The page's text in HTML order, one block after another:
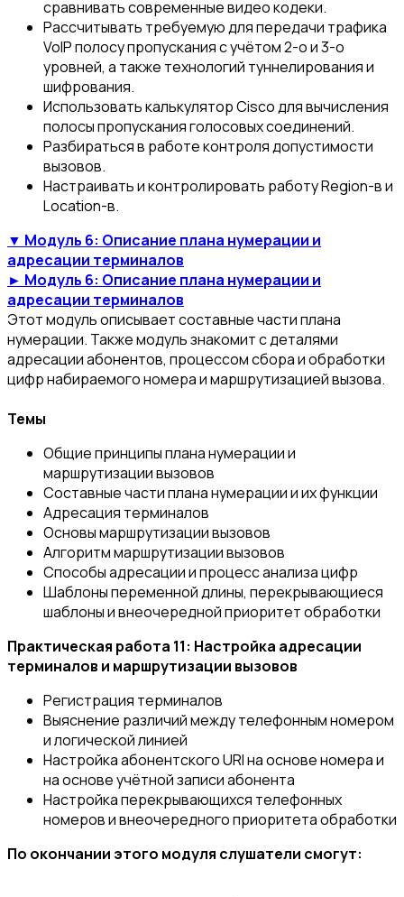
сравнивать современные видео кодеки.
Рассчитывать требуемую для передачи трафика
VoIP полосу пропускания с учётом 2-о и 3-о
уровней, а также технологий туннелирования и
шифрования.
Использовать калькулятор Cisco для вычисления
полосы пропускания голосовых соединений.
Разбираться в работе контроля допустимости
вызовов.
Настраивать и контролировать работу Region-в и
Location-в.
▼ Модуль 6: Описание плана нумерации и
адресации терминалов
► Модуль 6: Описание плана нумерации и
адресации терминалов
Этот модуль описывает составные части плана
нумерации. Также модуль знакомит с деталями
адресации абонентов, процессом сбора и обработки
цифр набираемого номера и маршрутизацией вызова.
Темы
Общие принципы плана нумерации и
маршрутизации вызовов
Составные части плана нумерации и их функции
Адресация терминалов
Основы маршрутизации вызовов
Алгоритм маршрутизации вызовов
Способы адресации и процесс анализа цифр
Шаблоны переменной длины, перекрывающиеся
шаблоны и внеочередной приоритет обработки
Практическая работа 11: Настройка адресации
терминалов и маршрутизации вызовов
Регистрация терминалов
Выяснение различий между телефонным номером
и логической линией
Настройка абонентского URI на основе номера и
на основе учётной записи абонента
Настройка перекрывающихся телефонных
номеров и внеочередного приоритета обработки
По окончании этого модуля слушатели смогут: